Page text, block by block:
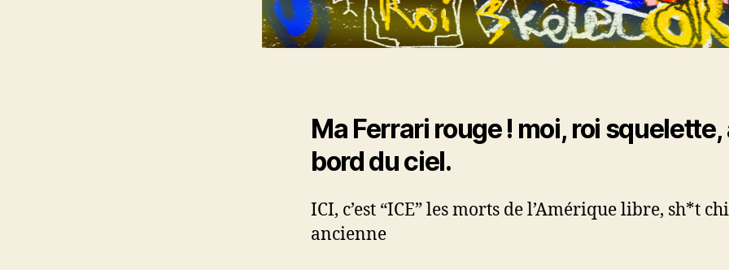
Ma Ferrari rouge ! moi, roi squelette,
bord du ciel.
ICI, c’est “ICE” les morts de l’Amérique libre, sh*t
ancienne